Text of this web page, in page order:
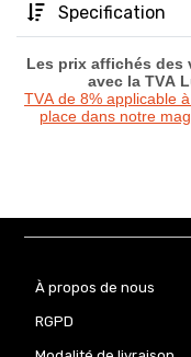
Specification
Les prix affichés des
avec la TVA
TVA de 8% applicable
place dans notre
À propos de nous
RGPD